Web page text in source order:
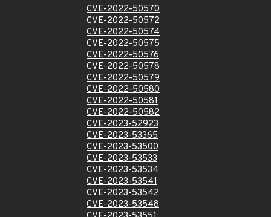
CVE-2022-50570
CVE-2022-50572
CVE-2022-50574
CVE-2022-50575
CVE-2022-50576
CVE-2022-50578
CVE-2022-50579
CVE-2022-50580
CVE-2022-50581
CVE-2022-50582
CVE-2023-52923
CVE-2023-53365
CVE-2023-53500
CVE-2023-53533
CVE-2023-53534
CVE-2023-53541
CVE-2023-53542
CVE-2023-53548